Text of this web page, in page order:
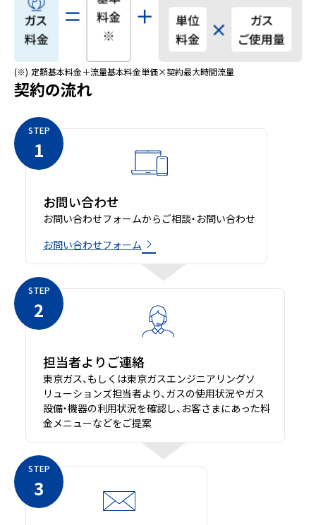
(※) 定額基本料金＋流量基本料金単価×契約最大時間流量
契約の流れ
STEP
1
お問い合わせ
お問い合わせフォームからご相談・お問い合わせ
お問い合わせフォーム
STEP
2
担当者よりご連絡
東京ガス、もしくは東京ガスエンジニアリングソ
リューションズ担当者より、ガスの使用状況やガス
設備・機器の利用状況を確認し、お客さまにあった料
金メニューなどをご提案
STEP
3